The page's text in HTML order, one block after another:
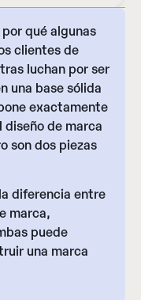
qué algunas
clientes de
luchan por ser
una base sólida
exactamente
diseño de marca
son dos piezas
diferencia entre
marca,
puede
una marca